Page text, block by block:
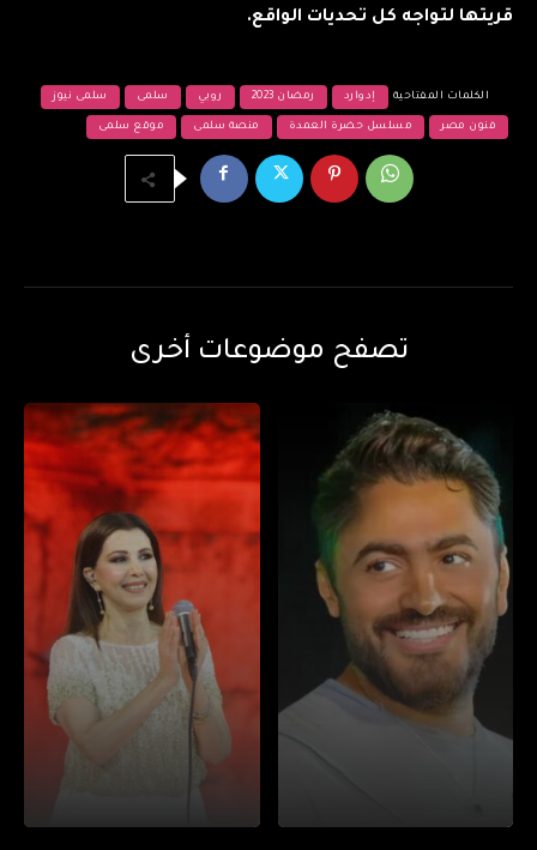
قريتها لتواجه كل تحديات الواقع.
الكلمات المفتاحية إدوارد رمضان 2023 روبي سلمى سلمى نيوز
فنون مصر مسلسل حضرة العمدة منصة سلمى موقع سلمى
تصفح موضوعات أخرى